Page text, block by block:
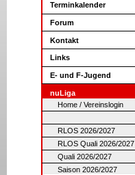
Terminkalender
Forum
Kontakt
Links
E- und F-Jugend
nuLiga
Home / Vereinslogin
RLOS 2026/2027
RLOS Quali 2026/2027
Quali 2026/2027
Saison 2026/2027